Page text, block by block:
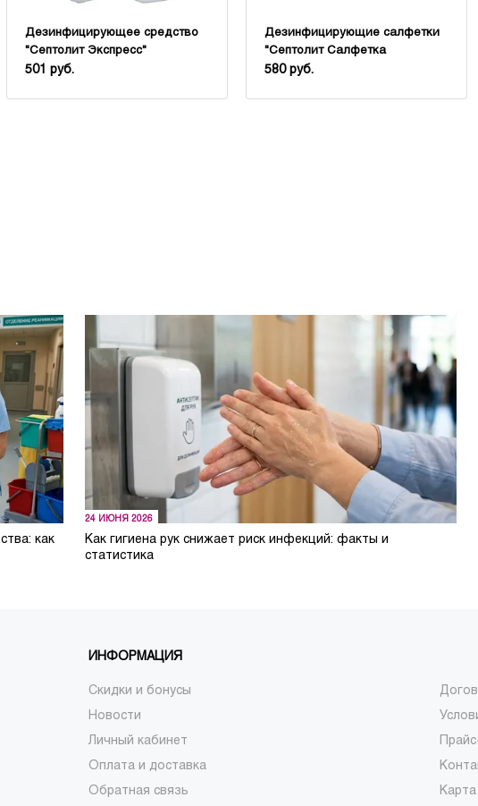
Дезинфицирующее средство
"Септолит Экспресс"
501 руб.
Дезинфицирующие салфетки
"Септолит Салфетка
антисептическая"
580 руб.
как
24 ИЮНЯ 2026
Как гигиена рук снижает риск инфекций: факты и
статистика
ИНФОРМАЦИЯ
Скидки и бонусы
Новости
Личный кабинет
Оплата и доставка
Обратная связь